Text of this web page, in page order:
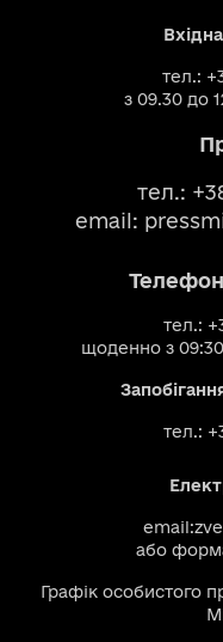
тел.:
з 09.30 до
тел.:
email:
тел.:
щоденно з 09:30
тел.:
email:
або
Графік особистого